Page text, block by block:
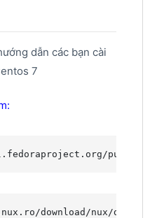
dẫn các bạn cài
7
pub/
download/nux/dextop/